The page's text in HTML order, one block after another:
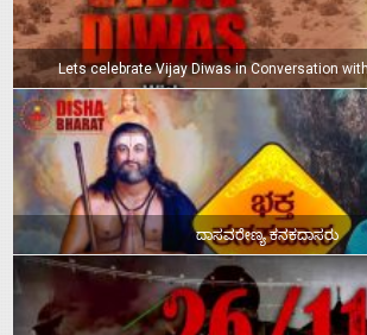
Lets celebrate Vijay Diwas in Conversation
ದಾಸವರೇಣ್ಯ ಕನಕದಾಸರು